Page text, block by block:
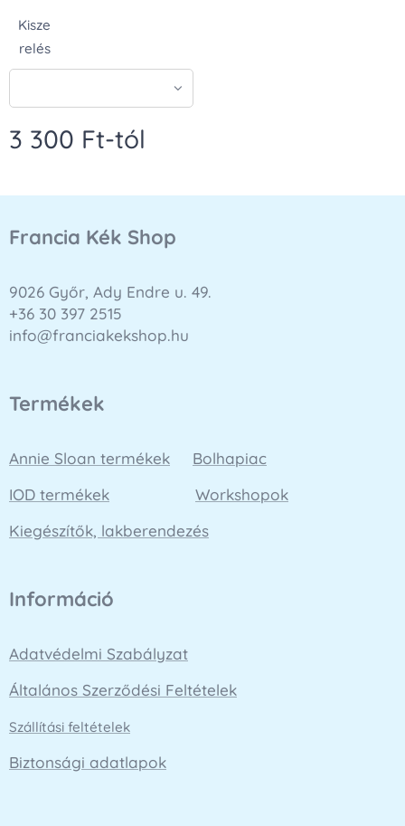
Kisze
relés
3 300 Ft-tól
Francia Kék Shop
9026 Győr, Ady Endre u. 49.
+36 30 397 2515
info@franciakekshop.hu
Termékek
Annie Sloan termékek
Bolhapiac
IOD termékek
Workshopok
Kiegészítők, lakberendezés
Információ
Adatvédelmi Szabályzat
Általános Szerződési Feltételek
Szállítási feltételek
Biztonsági adatlapok